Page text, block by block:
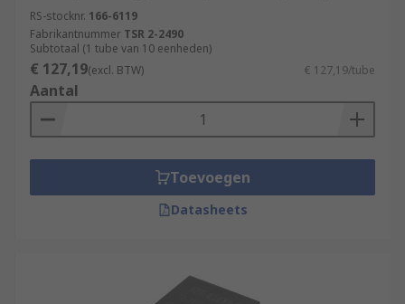
RS-stocknr. 166-6119
Fabrikantnummer TSR 2-2490
Subtotaal (1 tube van 10 eenheden)
€ 127,19(excl. BTW) € 127,19/tube
Aantal
Toevoegen
Datasheets